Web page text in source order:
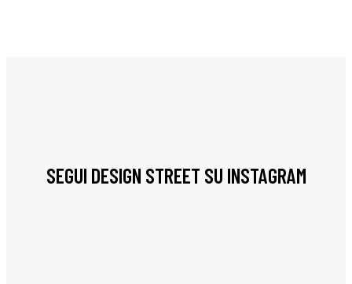
SEGUI DESIGN STREET SU INSTAGRAM